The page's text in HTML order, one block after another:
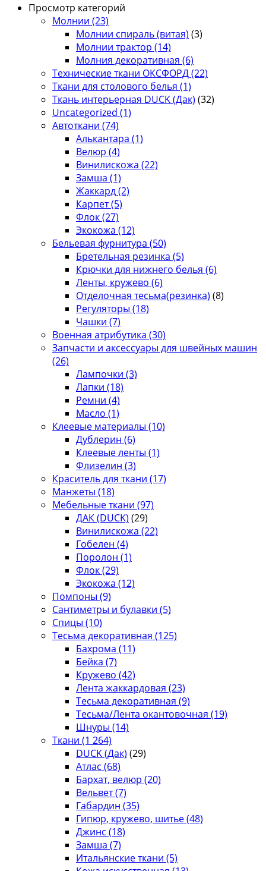
Просмотр категорий
Молнии (23)
Молнии спираль (витая) (3)
Молнии трактор (14)
Молния декоративная (6)
Технические ткани ОКСФОРД(22)
Ткани для столового белья (1)
Ткань интерьерная DUCK (Дак) (32)
Uncategorized (1)
Автоткани (74)
Алькантара (1)
Велюр (4)
Винилискожа (22)
Замша (1)
Жаккард(2)
Карпет(5)
Флок(27)
Экокожа (12)
Бельевая фурнитура (50)
Бретельная резинка (5)
Крючки для нижнего белья (6)
Ленты, кружево (6)
Отделочная тесьма(резинка) (8)
Регуляторы (18)
Чашки (7)
Военная атрибутика (30)
Запчасти и аксессуары для швейных машин
(26)
Лампочки (3)
Лапки (18)
Ремни (4)
Масло (1)
Клеевые материалы (10)
Дублерин (6)
Клеевые ленты (1)
Флизелин (3)
Краситель для ткани (17)
Манжеты (18)
Мебельные ткани (97)
ДАК (DUCK) (29)
Винилискожа (22)
Гобелен (4)
Поролон (1)
Флок(29)
Экокожа (12)
Помпоны (9)
Сантиметры и булавки (5)
Спицы (10)
Тесьма декоративная (125)
Бахрома (11)
Бейка (7)
Кружево (42)
Лента жаккардовая (23)
Тесьма декоративная (9)
Тесьма/Лента окантовочная (19)
Шнуры (14)
Ткани (1 264)
DUCK (Дак) (29)
Атлас (68)
Бархат, велюр (20)
Вельвет(7)
Габардин (35)
Гипюр, кружево, шитье(48)
Джинс (18)
Замша (7)
Итальянские ткани (5)